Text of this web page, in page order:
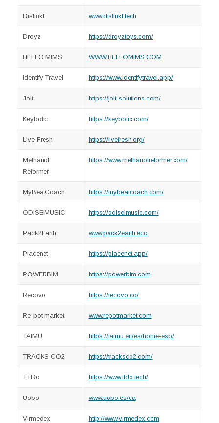
Distinkt www.distinkt.tech
Droyz https://droyztoys.com/
HELLO MIMS WWW.HELLOMIMS.COM
Identify Travel https://www.identifytravel.app/
Jolt https://jolt-solutions.com/
Keybotic https://keybotic.com/
Live Fresh https://livefresh.org/
Methanol
Reformer
https://www.methanolreformer.com/
MyBeatCoach https://mybeatcoach.com/
ODISEIMUSIC https://odiseimusic.com/
Pack2Earth www.pack2earth.eco
Placenet https://placenet.app/
POWERBIM https://powerbim.com
Recovo https://recovo.co/
Re-pot market www.repotmarket.com
TAIMU https://taimu.eu/es/home-esp/
TRACKS CO2 https://tracksco2.com/
TTDo https://www.ttdo.tech/
Uobo www.uobo.es/ca
Virmedex http://www.virmedex.com